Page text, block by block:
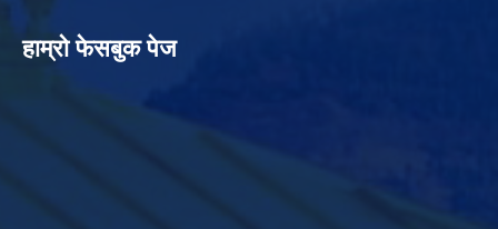
हाम्रो फेसबुक पेज